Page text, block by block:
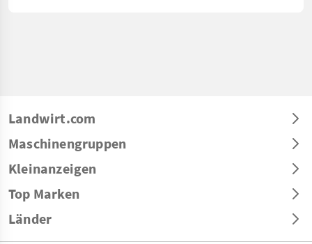
Landwirt.com
Maschinengruppen
Kleinanzeigen
Top Marken
Länder